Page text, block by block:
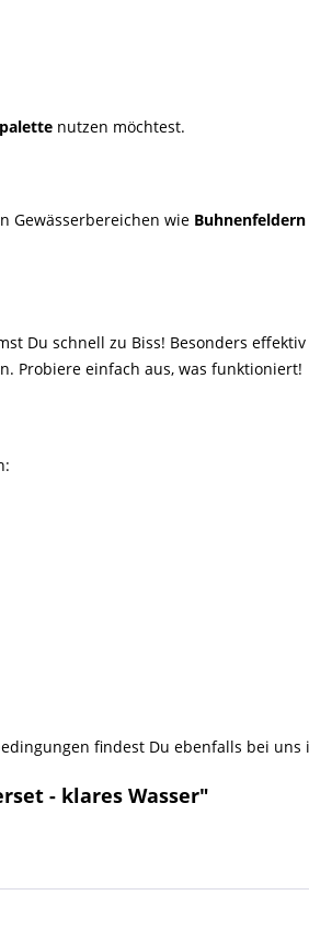
nutzen möchtest.
Gewässerbereichen wie Buhnenfeldern
Du schnell zu Biss! Besonders
Probiere einfach aus, was funktioniert!
findest Du ebenfalls bei uns
- klares Wasser"